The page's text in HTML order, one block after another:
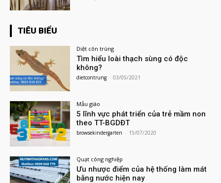
TIÊU BIỂU
Diệt côn trùng
Tìm hiểu loài thạch sùng có độc
không?
dietcontrung - 03/05/2021
Mẫu giáo
5 lĩnh vực phát triển của trẻ mầm non
theo TT-BGDĐT
browsekindergarten - 15/07/2020
Quạt công nghiệp
Ưu nhược điểm của hệ thống làm mát
bằng nước hiện nay